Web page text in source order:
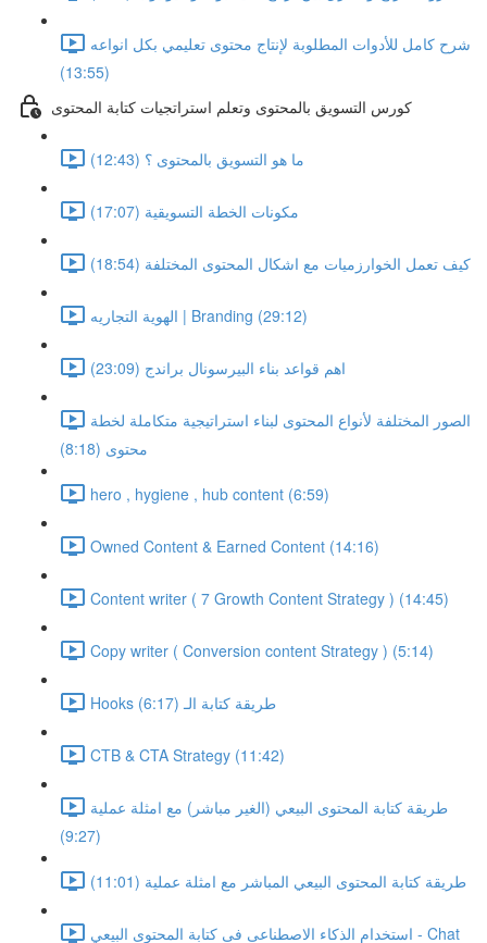
شرح كامل للأدوات المطلوبة لإنتاج محتوى تعليمي بكل انواعه
(13:55)
كورس التسويق بالمحتوى وتعلم استراتجيات كتابة المحتوى
ما هو التسويق بالمحتوى ؟ (12:43)
مكونات الخطة التسويقية (17:07)
كيف تعمل الخوارزميات مع اشكال المحتوى المختلفة (18:54)
الهوية التجاريه | Branding (29:12)
اهم قواعد بناء البيرسونال براندج (23:09)
الصور المختلفة لأنواع المحتوى لبناء استراتيجية متكاملة لخطة
محتوى (8:18)
hero , hygiene , hub content (6:59)
Owned Content & Earned Content (14:16)
Content writer ( 7 Growth Content Strategy ) (14:45)
Copy writer ( Conversion content Strategy ) (5:14)
Hooks طريقة كتابة الـ (6:17)
CTB & CTA Strategy (11:42)
طريقة كتابة المحتوى البيعي (الغير مباشر) مع امثلة عملية
(9:27)
طريقة كتابة المحتوى البيعي المباشر مع امثلة عملية (11:01)
استخدام الذكاء الاصطناعى فى كتابة المحتوى البيعي - Chat